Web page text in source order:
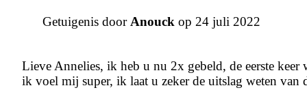
Getuigenis doorAnouck op 24 juli 2022
Lieve Annelies, ik heb u nu 2x gebeld, de eerste keer
ik voel mij super, ik laat u zeker de uitslag weten